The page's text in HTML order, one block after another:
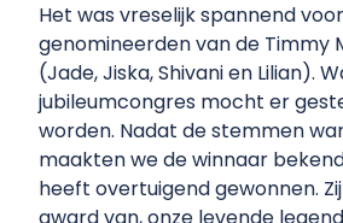
Het was vreselijk spannend
genomineerden van de Timmy
(Jade, Jiska, Shivani en Lilian).
jubileumcongres mocht er
worden. Nadat de stemmen
maakten we de winnaar
heeft overtuigend gewonnen.